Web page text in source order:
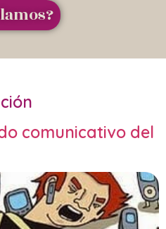
comunicativo del